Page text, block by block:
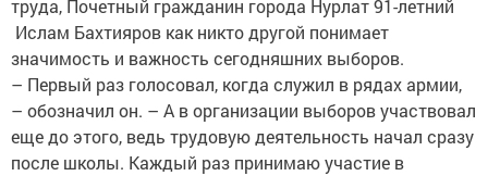
труда, Почетный гражданин города Нурлат 91-летний
Ислам Бахтияров как никто другой понимает
значимость и важность сегодняшних выборов.
– Первый раз голосовал, когда служил в рядах армии,
– обозначил он. – А в организации выборов участвовал
еще до этого, ведь трудовую деятельность начал сразу
после школы. Каждый раз принимаю участие в